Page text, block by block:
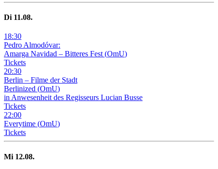
Di 11.08.
18:30
Pedro Almodóvar:
Amarga Navidad – Bitteres Fest (OmU)
Tickets
20:30
Berlin – Filme der Stadt
Berlinized (OmU)
in Anwesenheit des Regisseurs Lucian Busse
Tickets
22:00
Everytime (OmU)
Tickets
Mi 12.08.